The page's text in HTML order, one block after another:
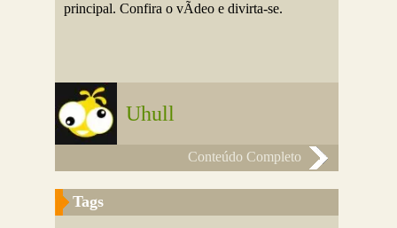
principal. Confira o vÃ­deo e divirta-se.
Uhull
Conteúdo Completo
Tags